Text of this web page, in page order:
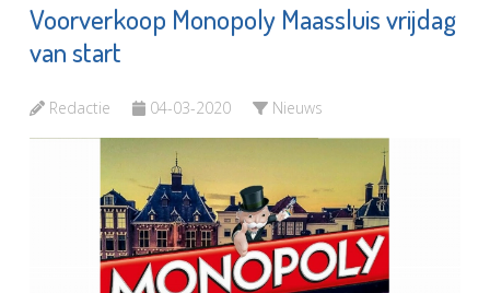
Voorverkoop Monopoly Maassluis vrijdag
van start
Redactie 04-03-2020 Nieuws